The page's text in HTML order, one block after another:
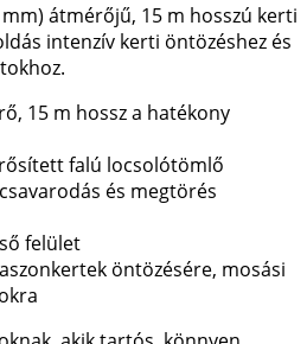
mm) átmérőjű, 15 m hosszú kerti
intenzív kerti öntözéshez és
15 m hossz a hatékony
falú locsolótömlő
és megtörés
felület
öntözésére, mosási